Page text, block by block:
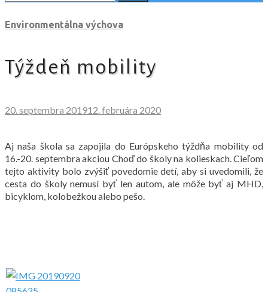
Environmentálna výchova
Týždeň mobility
20. septembra 201912. februára 2020
Aj naša škola sa zapojila do Európskeho týždňa mobility od
16.-20. septembra akciou Choď do školy na kolieskach. Cieľom
tejto aktivity bolo zvýšiť povedomie detí, aby si uvedomili, že
cesta do školy nemusí byť len autom, ale môže byť aj MHD,
bicyklom, kolobežkou alebo pešo.